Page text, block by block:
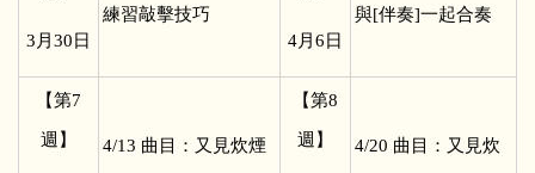
3 月30日
練習敲擊技巧
4月6日
與[伴奏]一起合奏
【第7
週】 4/13 曲目：又見炊煙
【第8
週】 4/20 曲目：又見炊